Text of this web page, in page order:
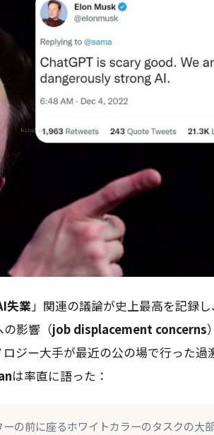
失業」関連の議論が史上最高を記録
の影響（job displacement concerns
ジー大手が最近の公の場で行った過
は率直に語った：
ーの前に座るホワイトカラーのタスクの大